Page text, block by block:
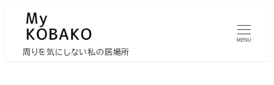
周りを気にしない私の居場所
MENU